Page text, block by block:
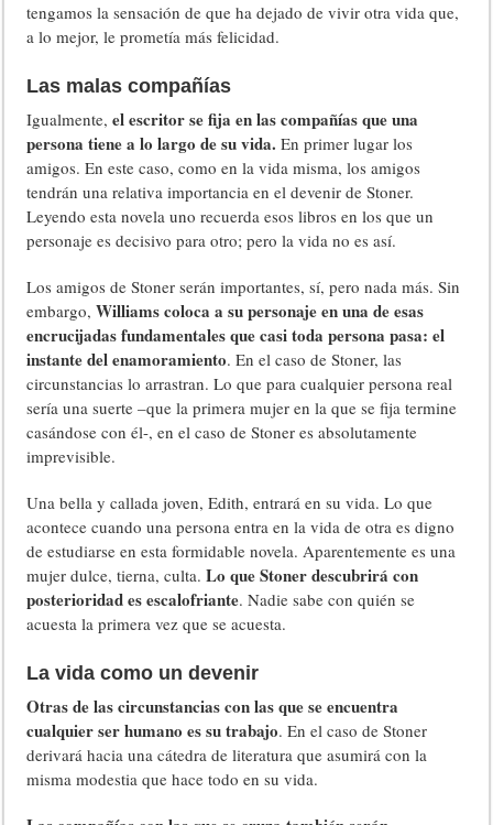
tengamos la sensación de que ha dejado de vivir otra vida que,
a lo mejor, le prometía más felicidad.
Las malas compañías
Igualmente,el escritor se fija en las compañías que una
persona tiene a lo largo de su vida. En primer lugar los
amigos. En este caso, como en la vida misma, los amigos
tendrán una relativa importancia en el devenir de Stoner.
Leyendo esta novela uno recuerda esos libros en los que un
personaje es decisivo para otro; pero la vida no es así.
Los amigos de Stoner serán importantes, sí, pero nada más. Sin
embargo,Williams coloca a su personaje en una de esas
encrucijadas fundamentales que casi toda persona pasa: el
instante del enamoramiento. En el caso de Stoner, las
circunstancias lo arrastran. Lo que para cualquier persona real
sería una suerte –que la primera mujer en la que se fija termine
casándose con él-, en el caso de Stoner es absolutamente
imprevisible.
Una bella y callada joven, Edith, entrará en su vida. Lo que
acontece cuando una persona entra en la vida de otra es digno
de estudiarse en esta formidable novela. Aparentemente es una
mujer dulce, tierna, culta.Lo que Stoner descubrirá con
posterioridad es escalofriante. Nadie sabe con quién se
acuesta la primera vez que se acuesta.
La vida como un devenir
Otras de las circunstancias con las que se encuentra
cualquier ser humano es su trabajo. En el caso de Stoner
derivará hacia una cátedra de literatura que asumirá con la
misma modestia que hace todo en su vida.